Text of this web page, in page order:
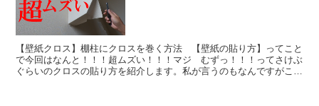
【壁紙クロス】棚柱にクロスを巻く方法 【壁紙の貼り方】ってこと
で今回はなんと！！！超ムズい！！！マジ むずっ！！！ってさけぶ
ぐらいのクロスの貼り方を紹介します。私が言うのもなんですがこう